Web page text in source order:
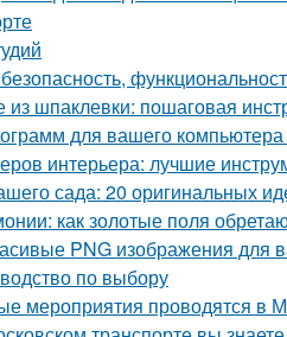
из шпаклевки: пошаговая
для вашего компьютера
интерьера: лучшие
сада: 20 оригинальных
как золотые поля
PNG изображения для
по выбору
мероприятия проводятся в